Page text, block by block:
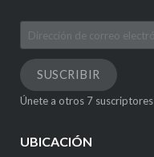
Dirección
de
correo
electrónico
SUSCRIBIR
Únete a otros 7 suscriptores
UBICACIÓN